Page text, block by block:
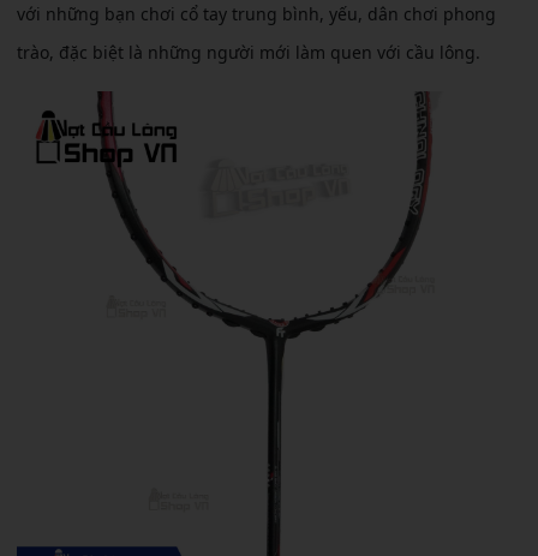
với những bạn chơi cổ tay trung bình, yếu, dân chơi phong
trào, đặc biệt là những người mới làm quen với cầu lông.